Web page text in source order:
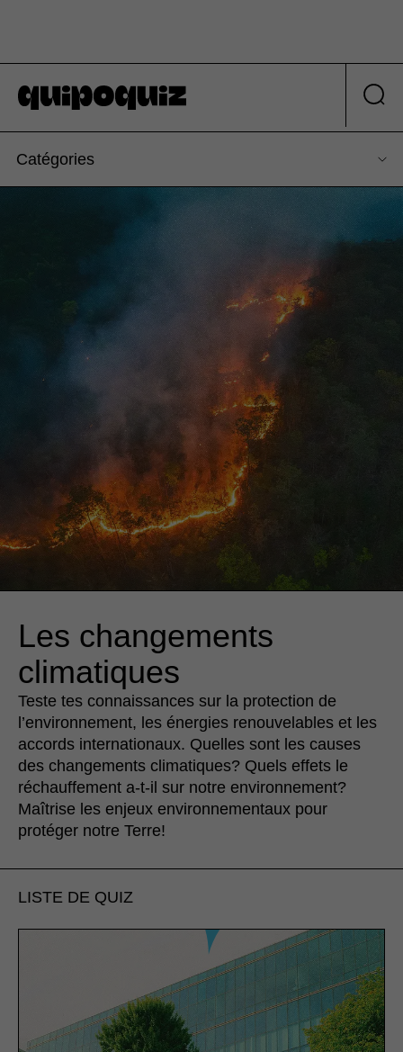
Catégories
Les changements
climatiques
Teste tes connaissances sur la protection de
l’environnement, les énergies renouvelables et les
accords internationaux. Quelles sont les causes
des changements climatiques? Quels effets le
réchauffement a-t-il sur notre environnement?
Maîtrise les enjeux environnementaux pour
protéger notre Terre!
LISTE DE QUIZ